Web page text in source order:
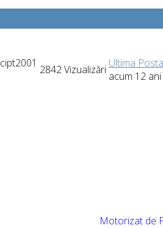
cipt2001 2842Vizualizări Ultima
acum 12
Motorizat de